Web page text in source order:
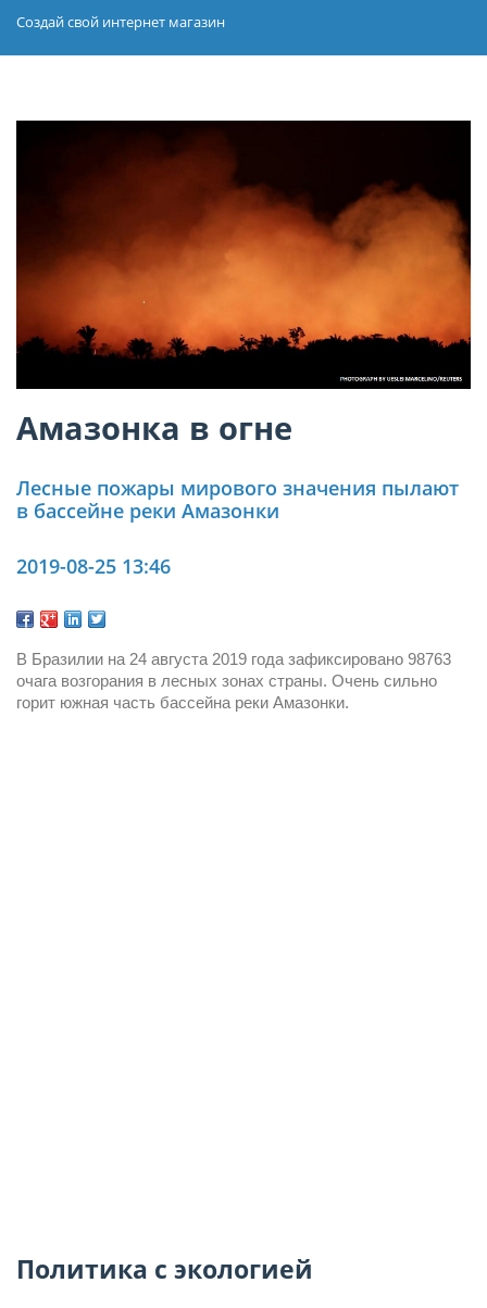
Создай свой интернет магазин
Амазонка в огне
Лесные пожары мирового значения пылают
в бассейне реки Амазонки
2019-08-25 13:46
В Бразилии на 24 августа 2019 года зафиксировано 98763
очага возгорания в лесных зонах страны. Очень сильно
горит южная часть бассейна реки Амазонки.
Политика с экологией